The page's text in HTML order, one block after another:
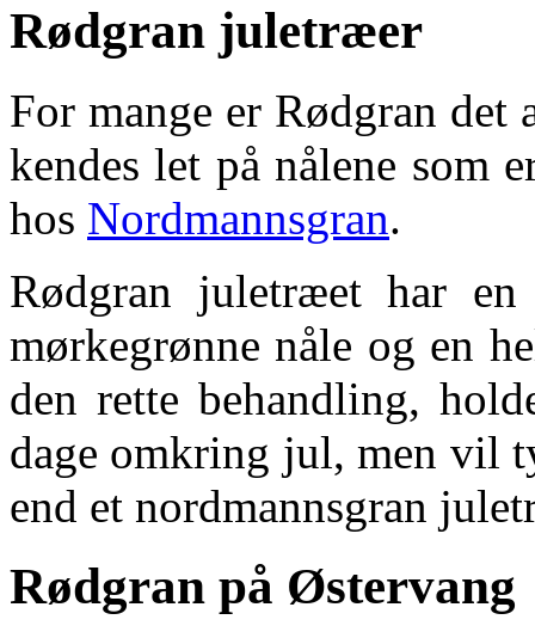
Rødgran juletræer
For mange er Rødgran
kendes let på nålene som
hos Nordmannsgran.
Rødgran juletræet har
mørkegrønne nåle og en
den rette behandling,
dage omkring jul, men vil
end et nordmannsgran
Rødgran på Østervang